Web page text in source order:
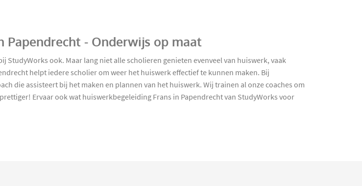
- Onderwijs op maat
ook. Maar lang niet alle scholieren genieten evenveel van huiswerk, vaak
helpt iedere scholier om weer het huiswerk effectief te kunnen maken. Bij
die assisteert bij het maken en plannen van het huiswerk. Wij trainen al onze coaches om
Ervaar ook wat huiswerkbegeleiding Frans in Papendrecht van StudyWorks voor